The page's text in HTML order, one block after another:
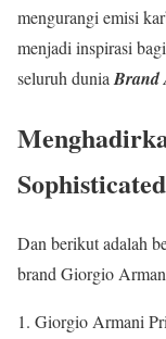
mengurangi emisi
menjadi inspirasi
seluruh duniaBrand
Sophisticated
Dan berikut adalah
brand Giorgio
1. Giorgio Armani